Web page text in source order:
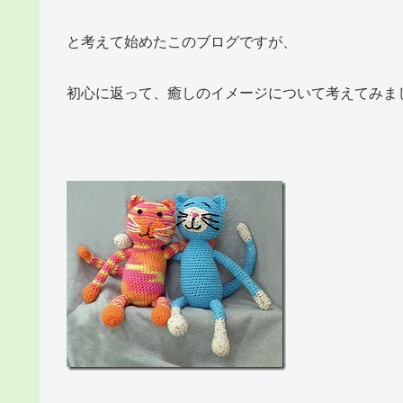
と考えて始めたこのブログですが、
初心に返って、癒しのイメージについて考えてみま